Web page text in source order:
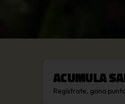
Acumula
Regístrate, gana